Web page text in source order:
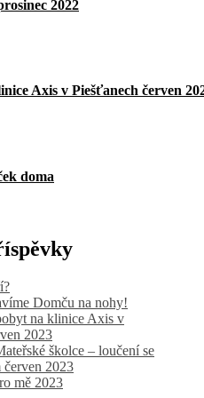
2022
Axis v Piešťanech červen
doma
Domču na nohy!
na klinice Axis v
2023
školce – loučení se
2023
mě 2023